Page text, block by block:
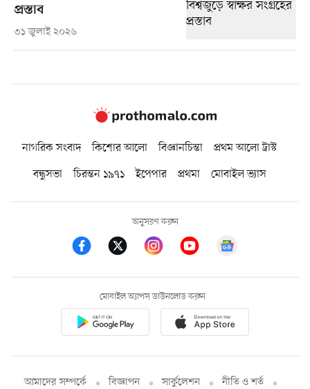
প্রস্তাব
৩১ জুলাই ২০২৬
নাগরিক সংবাদ কিশোর আলো বিজ্ঞানচিন্তা
প্রথম আলো ট্রাস্ট
বন্ধুসভা
চিরন্তন ১৯৭১ ইপেপার প্রথমা মোবাইল ভ্যাস
অনুসরণ করুন
মোবাইল অ্যাপস ডাউনলোড করুন
আমাদের সম্পর্কে বিজ্ঞাপন সার্কুলেশন নীতি ও শর্ত